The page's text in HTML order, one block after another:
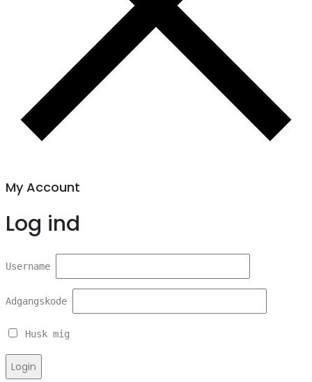
My Account
Log ind
Username
Adgangskode
Husk mig
Login